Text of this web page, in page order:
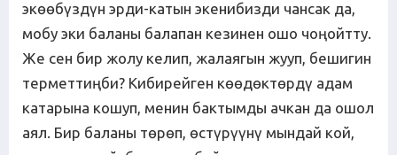
экөөбүздүн эрди-катын экенибизди чансак да,
мобу эки баланы балапан кезинен ошо чоңойтту.
Же сен бир жолу келип, жалаягын жууп, бешигин
терметтиңби? Кибирейген көөдөктөрдү адам
катарына кошуп, менин бактымды ачкан да ошол
аял. Бир баланы төрөп, өстүрүүнү мындай кой,